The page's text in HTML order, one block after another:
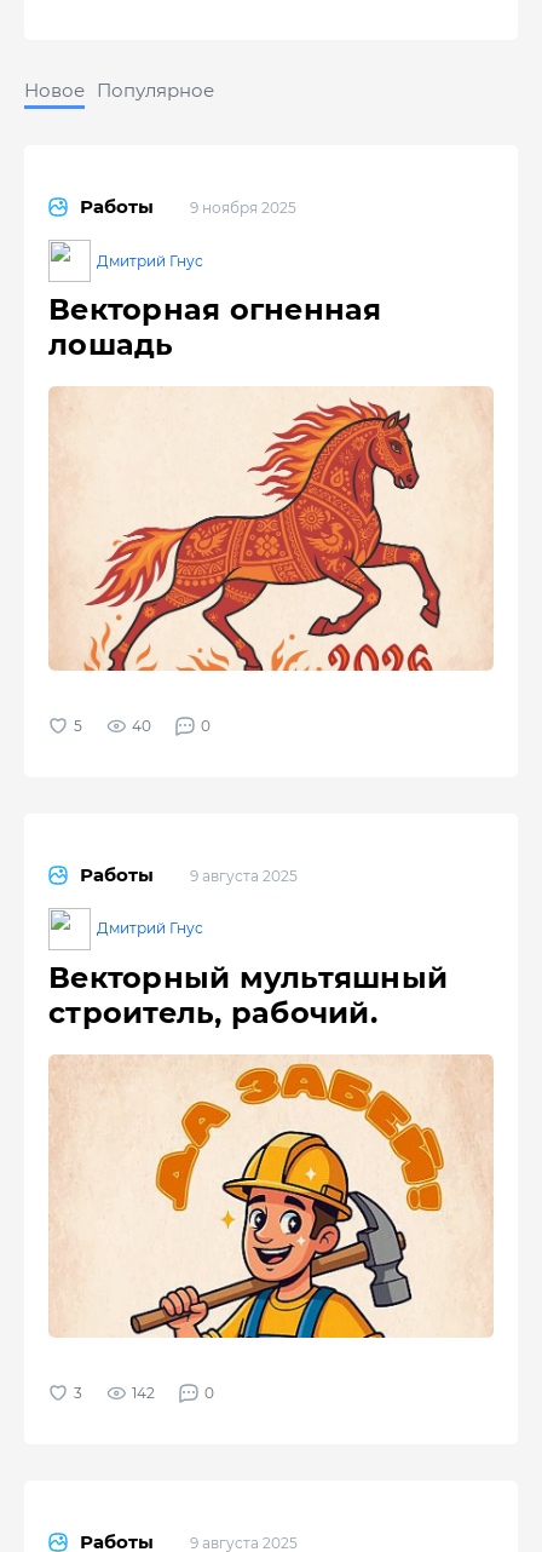
Новое Популярное
Работы 9 ноября 2025
Дмитрий Гнус
Векторная огненная
лошадь
40 0
Работы 9 августа 2025
Дмитрий Гнус
Векторный мультяшный
строитель, рабочий.
142 0
Работы 9 августа 2025